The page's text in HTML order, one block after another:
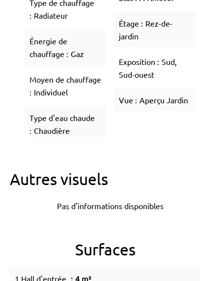
Type de chauffage
Radiateur
Énergie de
chauffage
Gaz
Moyen de chauffage
Individuel
Type d'eau chaude
Chaudière
Étage
Rez-de-
jardin
Exposition
Sud,
Sud-ouest
Vue Aperçu Jardin
Autres visuels
Pas d'informations disponibles
Surfaces
1 Hall d'entrée 4 m²